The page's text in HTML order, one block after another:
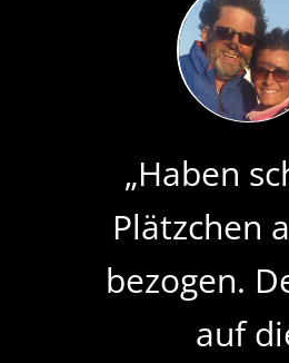
Mehr
Akzeptieren
Management
„Haben
Plätzchen
bezogen.
auf